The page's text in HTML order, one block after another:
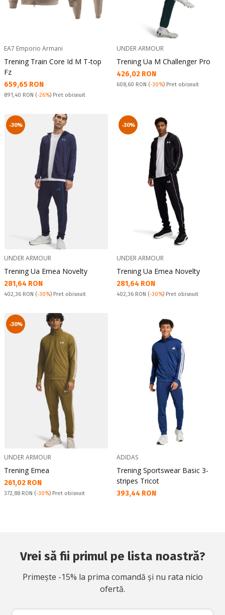
EA7 Emporio Armani
Trening Train Core Id M T-top
Fz
Текуща цена:
659,65 RON
Pret obisnuit:
891,40 RON (-26%) Pret obisnuit
UNDER ARMOUR
Trening Ua M Challenger Pro
Текуща цена:
426,02 RON
Pret obisnuit:
608,60 RON (-30%) Pret obisnuit
-30%
UNDER ARMOUR
Trening Ua Emea Novelty
Текуща цена:
281,64 RON
Pret obisnuit:
402,36 RON (-30%) Pret obisnuit
-30%
UNDER ARMOUR
Trening Ua Emea Novelty
Текуща цена:
281,64 RON
Pret obisnuit:
402,36 RON (-30%) Pret obisnuit
-30%
UNDER ARMOUR
Trening Emea
Текуща цена:
261,02 RON
Pret obisnuit:
372,88 RON (-30%) Pret obisnuit
ADIDAS
Trening Sportswear Basic 3-
stripes Tricot
Текуща цена:
393,44 RON
Vrei să fii primul pe lista noastră?
Primește -15% la prima comandă și nu rata nicio
ofertă.